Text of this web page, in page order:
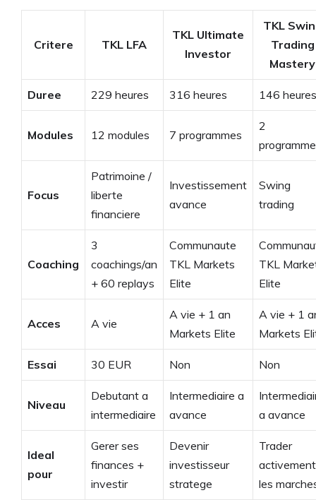
Critere TKL LFA
TKL Ultimate
Investor
TKL
Trading
Mastery
Duree 229 heures 316 heures 146 heures
Modules 12 modules 7 programmes
2
Focus
Patrimoine /
liberte
financiere
Investissement
avance
Swing
trading
Coaching
3
coachings/an
+ 60 replays
Communaute
TKL Markets
Elite
TKL
Elite
Acces A vie
A vie + 1 an
Markets Elite
A vie + 1
Markets
Essai 30 EUR Non Non
Niveau
Debutant a
intermediaire
Intermediaire a
avance
a avance
Ideal
pour
Gerer ses
finances +
investir
Devenir
investisseur
stratege
Trader
activement
les